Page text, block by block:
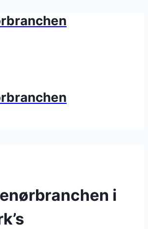
i